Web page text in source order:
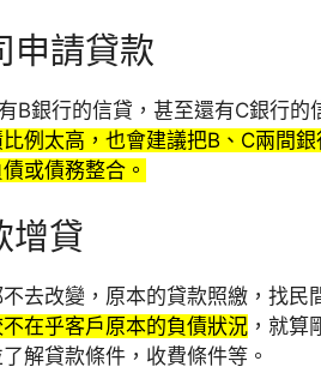
申請貸款
B銀行的信貸，甚至還有C銀行的
例太高，也會建議把B、C兩間
或債務整合。
增貸
去改變，原本的貸款照繳，找民
在乎客戶原本的負債狀況 ，就算
解貸款條件，收費條件等。